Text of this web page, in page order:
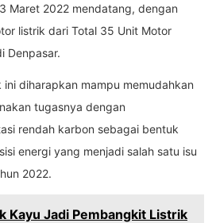
Maret 2022 mendatang, dengan
listrik dari Total 35 Unit Motor
Denpasar.
diharapkan mampu memudahkan
tugasnya dengan
rendah karbon sebagai bentuk
energi yang menjadi salah satu isu
2022.
Kayu Jadi Pembangkit Listrik